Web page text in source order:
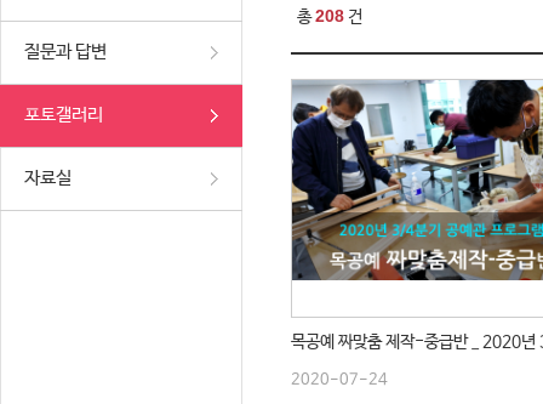
질문과 답변
포토갤러리
자료실
총208 건
2020-07-24